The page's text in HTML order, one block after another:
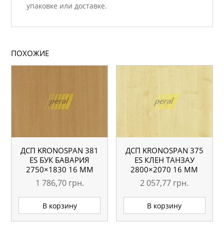
упаковке или доставке.
ПОХОЖИЕ
ДСП KRONOSPAN 381
ES БУК БАВАРИЯ
2750×1830 16 ММ
1 786,70 грн.
В корзину
ДСП KRONOSPAN 375
ES КЛЕН ТАНЗАУ
2800×2070 16 ММ
2 057,77 грн.
В корзину